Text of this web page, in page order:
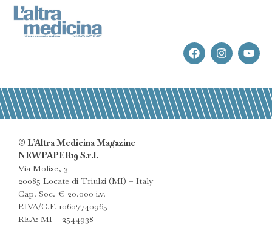
© L’Altra Medicina Magazine
NEWPAPER19 S.r.l.
Via Molise, 3
20085 Locate di Triulzi (MI) – Italy
Cap. Soc. € 20.000 i.v.
P.IVA/C.F. 10607740965
REA: MI – 2544938